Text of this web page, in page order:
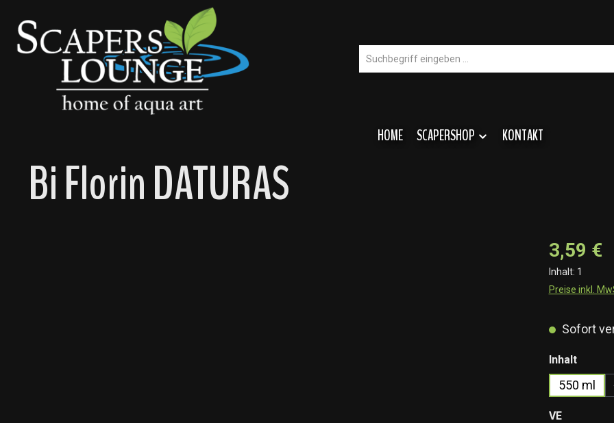
Zur Hauptnavigation springen
HOME SCAPERSHOP KONTAKT
Bi Florin DATURAS
3,59 €
Inhalt: 1
Preise inkl.
Sofort
Inhalt
550 ml
VE